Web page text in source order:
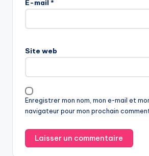
E-mail *
Site web
Enregistrer mon nom, mon e-mail et
navigateur pour mon prochain